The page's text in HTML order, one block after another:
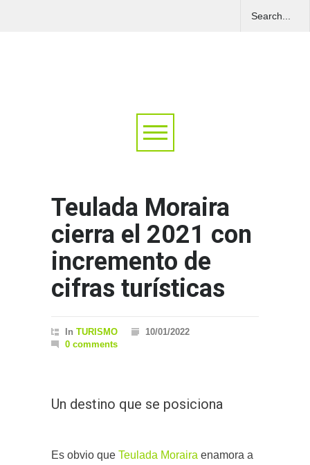
Teulada Moraira
cierra el 2021 con
incremento de
cifras turísticas
In TURISMO
10/01/2022
0 comments
Un destino que se posiciona
Es obvio que Teulada Moraira enamora a